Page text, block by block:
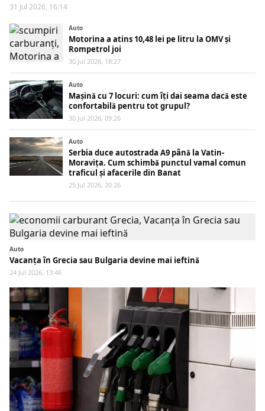
31 Jul 2026, 16:14
Auto
Motorina a atins 10,48 lei pe litru la OMV și
Rompetrol joi
30 Jul 2026, 18:27
Auto
Mașină cu 7 locuri: cum îți dai seama dacă este
confortabilă pentru tot grupul?
30 Jul 2026, 09:26
Auto
Serbia duce autostrada A9 până la Vatin-
Moravița. Cum schimbă punctul vamal comun
traficul și afacerile din Banat
25 Jul 2026, 20:26
Auto
Vacanța în Grecia sau Bulgaria devine mai ieftină
24 Jul 2026, 13:46